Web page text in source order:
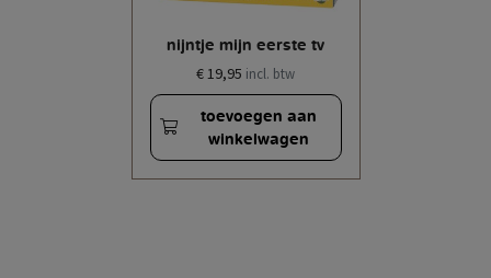
nijntje mijn eerste tv
€ 19,95 incl. btw
toevoegen aan
winkelwagen